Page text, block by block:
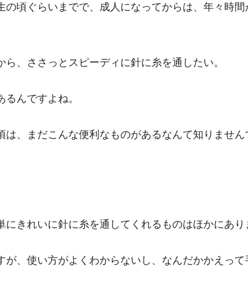
頃ぐらいまでで、成人になってからは、年々時
、ささっとスピーディに針に糸を通したい。
んですよね。
、まだこんな便利なものがあるなんて知りません
にきれいに針に糸を通してくれるものはほかにあり
、使い方がよくわからないし、なんだかかえっ